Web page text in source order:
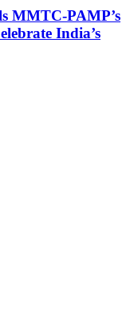
MMTC-PAMP’s
India’s